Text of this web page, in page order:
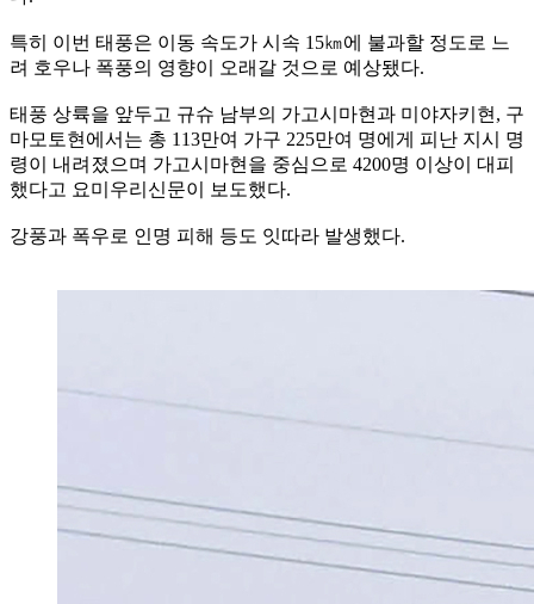
특히 이번 태풍은 이동 속도가 시속 15㎞에 불과할 정도로 느
려 호우나 폭풍의 영향이 오래갈 것으로 예상됐다.
태풍 상륙을 앞두고 규슈 남부의 가고시마현과 미야자키현, 구
마모토현에서는 총 113만여 가구 225만여 명에게 피난 지시 명
령이 내려졌으며 가고시마현을 중심으로 4200명 이상이 대피
했다고 요미우리신문이 보도했다.
강풍과 폭우로 인명 피해 등도 잇따라 발생했다.